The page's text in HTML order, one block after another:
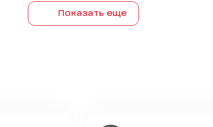
Показать еще